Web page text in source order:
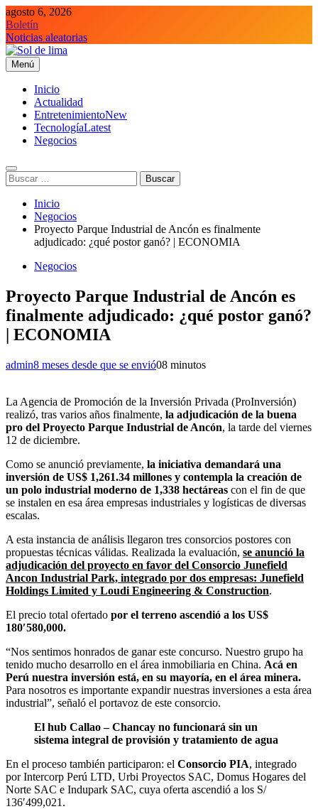
Saltar
al
contenido
agosto 6, 2026
Boletín
Noticias aleatorias
Sol de lima
Menú
Inicio
Actualidad
EntretenimientoNew
TecnologíaLatest
Negocios
Buscar:
Inicio
Negocios
Proyecto Parque Industrial de Ancón es finalmente
adjudicado: ¿qué postor ganó? | ECONOMIA
Negocios
Proyecto Parque Industrial de Ancón es
finalmente adjudicado: ¿qué postor ganó?
| ECONOMIA
admin8 meses desde que se envió08 minutos
La Agencia de Promoción de la Inversión Privada (ProInversión)
realizó, tras varios años finalmente, la adjudicación de la buena
pro del Proyecto Parque Industrial de Ancón, la tarde del viernes
12 de diciembre.
Como se anunció previamente, la iniciativa demandará una
inversión de US$ 1,261.34 millones y contempla la creación de
un polo industrial moderno de 1,338 hectáreas con el fin de que
se instalen en esa área empresas industriales y logísticas de diversas
escalas.
A esta instancia de análisis llegaron tres consorcios postores con
propuestas técnicas válidas. Realizada la evaluación, se anunció la
adjudicación del proyecto en favor del Consorcio Junefield
Ancon Industrial Park, integrado por dos empresas: Junefield
Holdings Limited y Loudi Engineering & Construction.
El precio total ofertado por el terreno ascendió a los US$
180′580,000.
“Nos sentimos honrados de ganar este concurso. Nuestro grupo ha
tenido mucho desarrollo en el área inmobiliaria en China. Acá en
Perú nuestra inversión está, en su mayoría, en el área minera.
Para nosotros es importante expandir nuestras inversiones a esta área
industrial”, señaló el portavoz de este consorcio.
El hub Callao – Chancay no funcionará sin un
sistema integral de provisión y tratamiento de agua
En el proceso también participaron: el Consorcio PIA, integrado
por Intercorp Perú LTD, Urbi Proyectos SAC, Domus Hogares del
Norte SAC e Indupark SAC, cuya oferta ascendió a los S/
136′499,021.